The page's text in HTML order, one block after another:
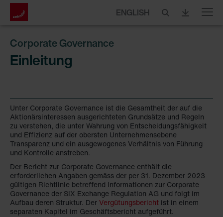
ENGLISH Menu
Corporate Governance
Einleitung
Unter Corporate Governance ist die Gesamtheit der auf die
Aktionärsinteressen ausgerichteten Grundsätze und Regeln
zu verstehen, die unter Wahrung von Entscheidungsfähigkeit
und Effizienz auf der obersten Unternehmensebene
Transparenz und ein ausgewogenes Verhältnis von Führung
und Kontrolle anstreben.
Der Bericht zur Corporate Governance enthält die
erforderlichen Angaben gemäss der per 31. Dezember 2023
gültigen Richtlinie betreffend Informationen zur Corporate
Governance der SIX Exchange Regulation AG und folgt im
Aufbau deren Struktur. DerVergütungsbericht ist in einem
separaten Kapitel im Geschäftsbericht aufgeführt.